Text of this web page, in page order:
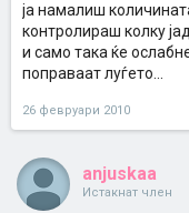
ја намалиш
контролираш колку
и само така ќе
поправаат луѓето...
26 февруари 2010
anjuskaa
Истакнат член